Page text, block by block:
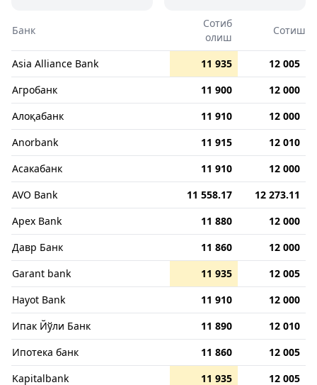
Банк
Сотиб
олиш
Сотиш
Asia Alliance Bank 11 935
12 005
Агробанк
11 900
12 000
Алоқабанк
11 910
12 000
Anorbank
11 915
12 010
Асакабанк
11 910
12 000
AVO Bank
11 558.17
12 273.11
Apex Bank
11 880
12 000
Давр Банк
11 860
12 000
Garant bank
11 935
12 005
Hayot Bank
11 910
12 000
Ипак Йўли Банк
11 890
12 010
Ипотека банк
11 860
12 005
Kapitalbank
11 935
12 005